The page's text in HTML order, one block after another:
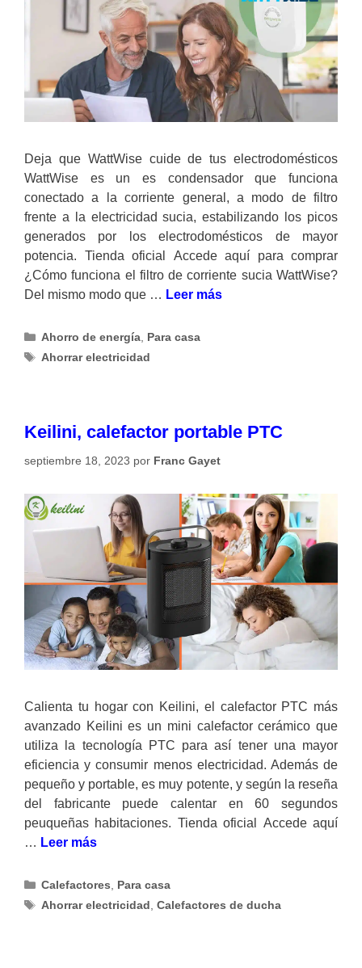
Deja que WattWise cuide de tus electrodomésticos
WattWise es un es condensador que funciona
conectado a la corriente general, a modo de filtro
frente a la electricidad sucia, estabilizando los picos
generados por los electrodomésticos de mayor
potencia. Tienda oficial Accede aquí para comprar
¿Cómo funciona el filtro de corriente sucia WattWise?
Del mismo modo que … Leer más
Categorías
Ahorro de energía, Para casa
Etiquetas
Ahorrar electricidad
Keilini, calefactor portable PTC
septiembre 18, 2023 por Franc Gayet
Calienta tu hogar con Keilini, el calefactor PTC más
avanzado Keilini es un mini calefactor cerámico que
utiliza la tecnología PTC para así tener una mayor
eficiencia y consumir menos electricidad. Además de
pequeño y portable, es muy potente, y según la reseña
del fabricante puede calentar en 60 segundos
peuqueñas habitaciones. Tienda oficial Accede aquí
… Leer más
Categorías
Calefactores
Para casa
Etiquetas
Ahorrar electricidad ,Calefactores de ducha